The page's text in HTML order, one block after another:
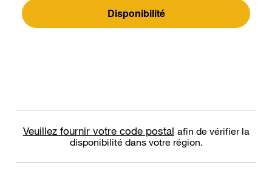
Disponibilité
Veuillez fournir votre code postal afin de vérifier la
disponibilité dans votre région.